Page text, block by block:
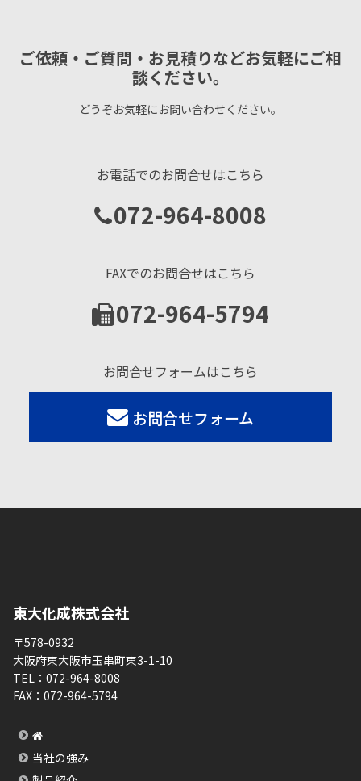
ご依頼・ご質問・お見積りなどお気軽にご相
談ください。
どうぞお気軽にお問い合わせください。
お電話でのお問合せはこちら
072-964-8008
FAXでのお問合せはこちら
072-964-5794
お問合せフォームはこちら
お問合せフォーム
東大化成株式会社
〒578-0932
大阪府東大阪市玉串町東3-1-10
TEL： 072-964-8008
FAX： 072-964-5794
当社の強み